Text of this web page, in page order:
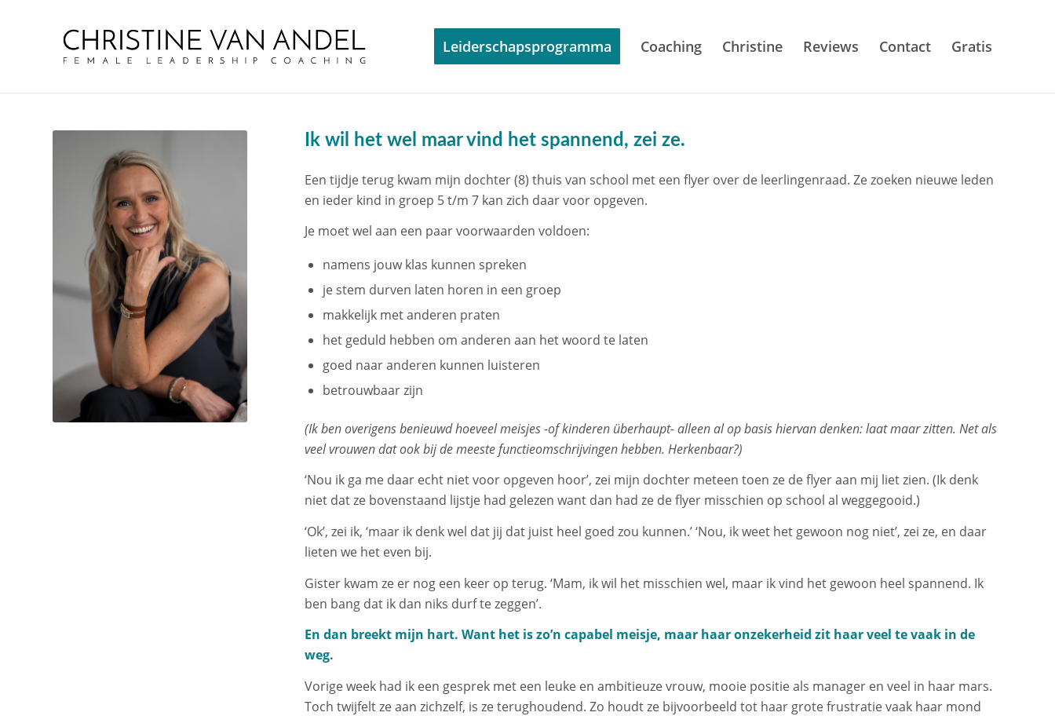
Leiderschapsprogramma Coaching Christine Reviews Contact Gratis
Ik wil het wel maar vind het spannend, zei ze.
Een tijdje terug kwam mijn dochter (8) thuis van school met een flyer over de leerlingenraad. Ze zoeken nieuwe leden
en ieder kind in groep 5 t/m 7 kan zich daar voor opgeven.
Je moet wel aan een paar voorwaarden voldoen:
namens jouw klas kunnen spreken
je stem durven laten horen in een groep
makkelijk met anderen praten
het geduld hebben om anderen aan het woord te laten
goed naar anderen kunnen luisteren
betrouwbaar zijn
(Ik ben overigens benieuwd hoeveel meisjes -of kinderen überhaupt- alleen al op basis hiervan denken: laat maar zitten. Net als
veel vrouwen dat ook bij de meeste functieomschrijvingen hebben. Herkenbaar?)
‘Nou ik ga me daar echt niet voor opgeven hoor’, zei mijn dochter meteen toen ze de flyer aan mij liet zien. (Ik denk
niet dat ze bovenstaand lijstje had gelezen want dan had ze de flyer misschien op school al weggegooid.)
‘Ok’, zei ik, ‘maar ik denk wel dat jij dat juist heel goed zou kunnen.’ ‘Nou, ik weet het gewoon nog niet’, zei ze, en daar
lieten we het even bij.
Gister kwam ze er nog een keer op terug. ‘Mam, ik wil het misschien wel, maar ik vind het gewoon heel spannend. Ik
ben bang dat ik dan niks durf te zeggen’.
En dan breekt mijn hart. Want het is zo’n capabel meisje, maar haar onzekerheid zit haar veel te vaak in de
weg.
Vorige week had ik een gesprek met een leuke en ambitieuze vrouw, mooie positie als manager en veel in haar mars.
Toch twijfelt ze aan zichzelf, is ze terughoudend. Zo houdt ze bijvoorbeeld tot haar grote frustratie vaak haar mond